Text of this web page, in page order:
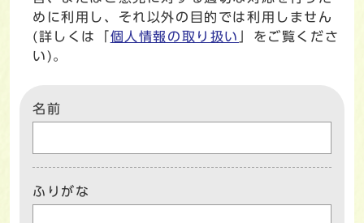
めに利用し、それ以外の目的では利用しません
(詳しくは「個人情報の取り扱い
」をご覧くださ
い)。
名前
ふりがな